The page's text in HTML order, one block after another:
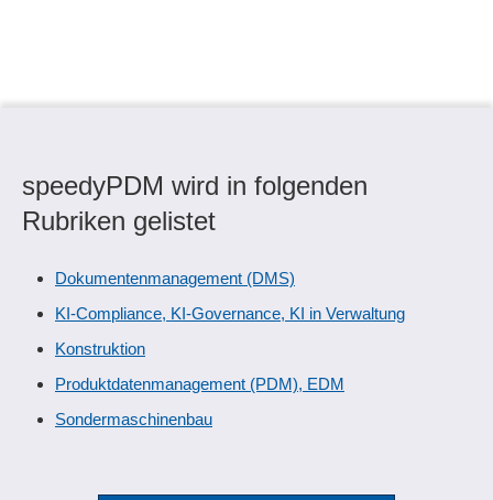
speedyPDM wird in folgenden
Rubriken gelistet
Dokumentenmanagement (DMS)
KI-Compliance, KI-Governance, KI in Verwaltung
Konstruktion
Produktdatenmanagement (PDM), EDM
Sondermaschinenbau